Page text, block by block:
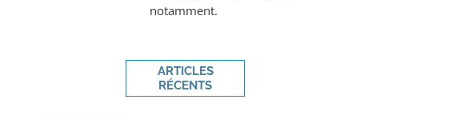
notamment. ​
ARTICLES
RÉCENTS